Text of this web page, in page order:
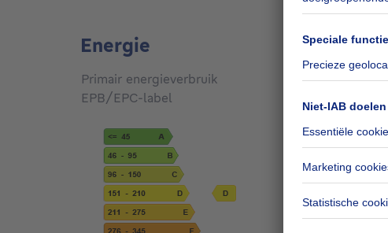
Energie
Primair energieverbruik 176kWh/m²
EPB/EPC-label